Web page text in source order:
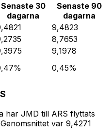
Senaste 30
dagarna
Senaste 90
dagarna
9,4823
8,7653
9,1978
0,45%
har JMD till ARS flyttats
var 9,4271